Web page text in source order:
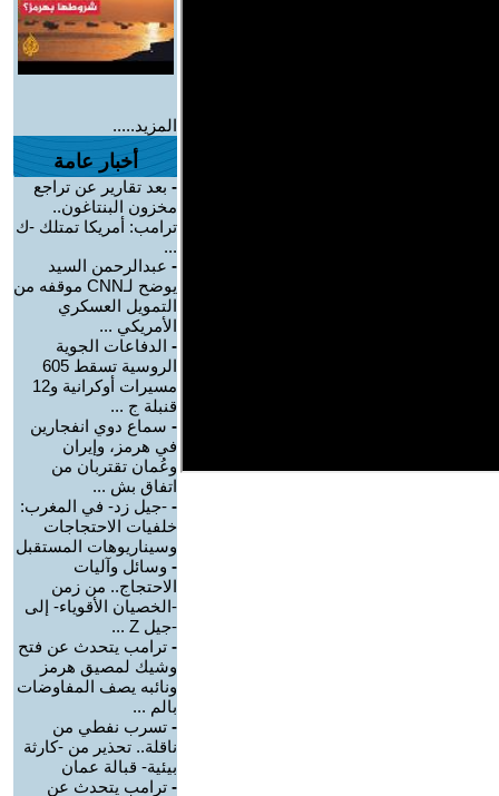
المزيد.....
أخبار عامة
- بعد تقارير عن تراجع
مخزون البنتاغون..
ترامب: أمريكا تمتلك -ك
...
- عبدالرحمن السيد
يوضح لـCNN موقفه من
التمويل العسكري
الأمريكي ...
- الدفاعات الجوية
الروسية تسقط 605
مسيرات أوكرانية و12
قنبلة ج ...
- سماع دوي انفجارين
في هرمز، وإيران
وعُمان تقتربان من
اتفاق بش ...
- -جيل زد- في المغرب:
خلفيات الاحتجاجات
وسيناريوهات المستقبل
- وسائل وآليات
الاحتجاج.. من زمن
-الخصيان الأقوياء- إلى
-جيل Z ...
- ترامب يتحدث عن فتح
وشيك لمصيق هرمز
ونائبه يصف المفاوضات
بالم ...
- تسرب نفطي من
ناقلة.. تحذير من -كارثة
بيئية- قبالة عمان
- ترامب يتحدث عن